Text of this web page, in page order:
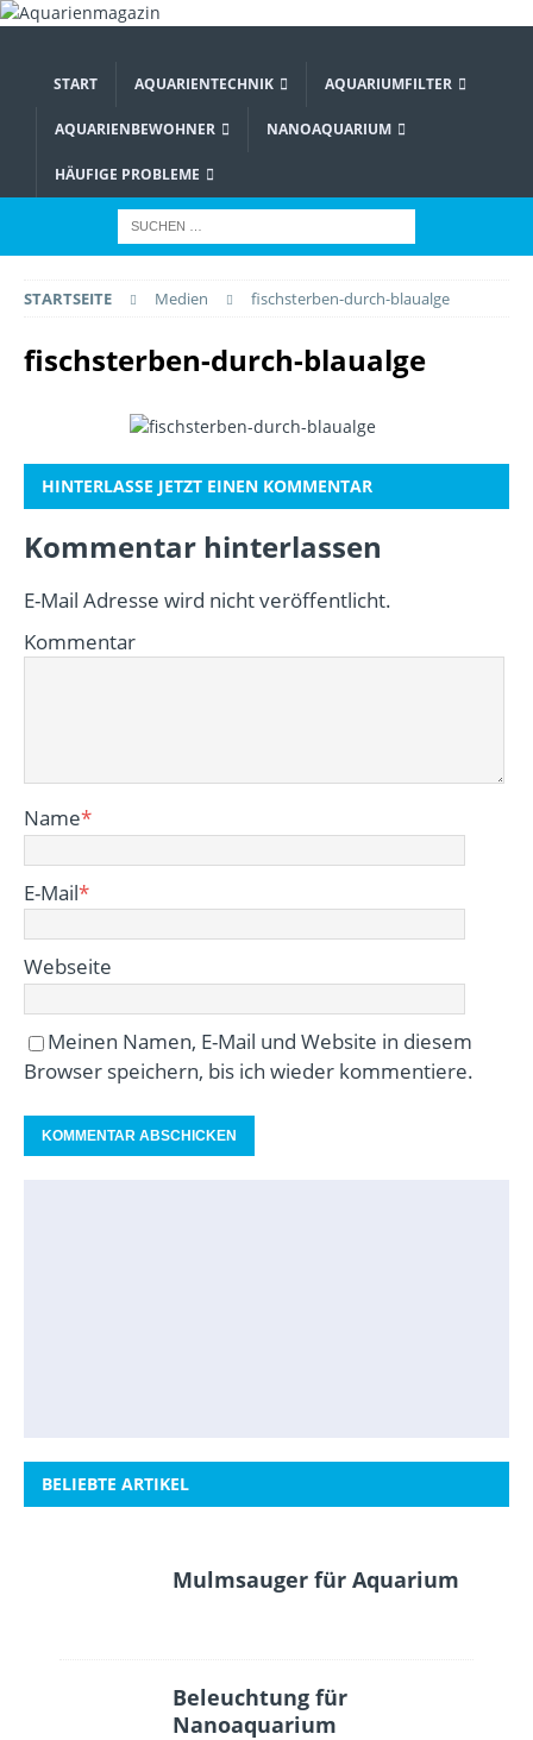
START AQUARIENTECHNIK AQUARIUMFILTER
AQUARIENBEWOHNER NANOAQUARIUM
HÄUFIGE PROBLEME
STARTSEITE Medien fischsterben-durch-blaualge
fischsterben-durch-blaualge
HINTERLASSE JETZT EINEN KOMMENTAR
Kommentar hinterlassen
E-Mail Adresse wird nicht veröffentlicht.
Kommentar
Name*
E-Mail*
Webseite
Meinen Namen, E-Mail und Website in diesem
Browser speichern, bis ich wieder kommentiere.
BELIEBTE ARTIKEL
Mulmsauger für Aquarium
Beleuchtung für
Nanoaquarium